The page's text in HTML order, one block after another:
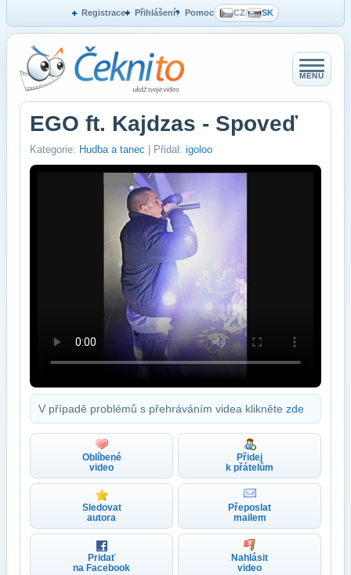
Registrace Přihlášení Pomoc CZ/ SK
MENU
EGO ft. Kajdzas - Spoveď
Kategorie: Hudba a tanec | Přidal: igoloo
V případě problémů s přehráváním videa klikněte zde
Oblíbené
video
Přidej
k přátelům
Sledovat
autora
Přeposlat
mailem
Pridať
na Facebook
Nahlásit
video